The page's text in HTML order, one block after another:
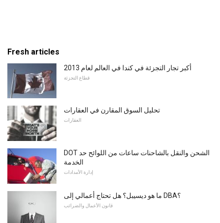
Fresh articles
أكبر تجار التجزئة في كندا في العالم لعام 2013
قطاع التجزئة
تحليل السوق المقارن في العقارات
العقارات
DOT الشحن والنقل بالشاحنات ساعات من اللوائح حد
الخدمة
إدارة الأمدادات
ما هو ديسيبل؟ هل تحتاج أعمالي إلى DBA؟
قانون الأعمال والضرائب